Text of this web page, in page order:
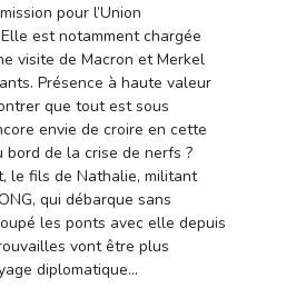
pour l’Union
est notamment chargée
visite de Macron et Merkel
Présence à haute valeur
que tout est sous
envie de croire en cette
de la crise de nerfs ?
le fils de Nathalie, militant
qui débarque sans
les ponts avec elle depuis
vont être plus
diplomatique…